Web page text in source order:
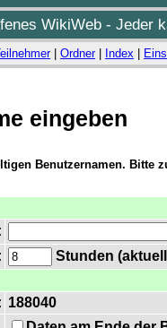
WikiWeb - Jeder
| Ordner| Index
eingeben
Benutzernamen. Bitte
Stunden
188040